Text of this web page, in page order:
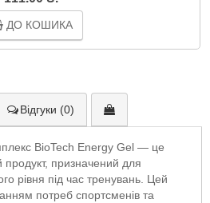
ДО КОШИКА
Відгуки (0)
BioTech Energy Gel — це
продукт, призначений для
рівня під час тренувань. Цей
потреб спортсменів та